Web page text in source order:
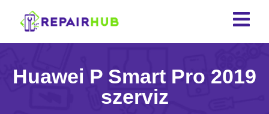
Huawei P Smart Pro 2019
szerviz